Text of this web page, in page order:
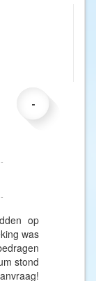
-
-
-
op
was
stond